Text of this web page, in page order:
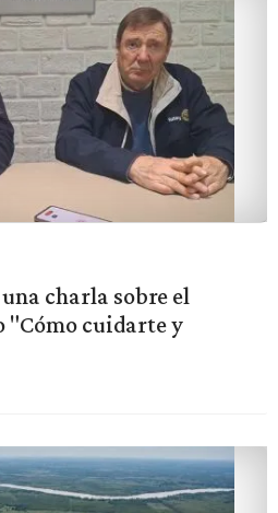
charla sobre el
cuidarte y